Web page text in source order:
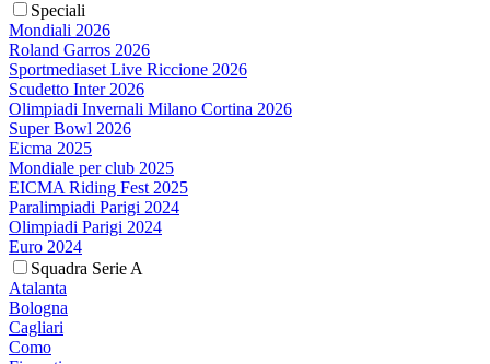
Speciali
Mondiali 2026
Roland Garros 2026
Sportmediaset Live Riccione 2026
Scudetto Inter 2026
Olimpiadi Invernali Milano Cortina 2026
Super Bowl 2026
Eicma 2025
Mondiale per club 2025
EICMA Riding Fest 2025
Paralimpiadi Parigi 2024
Olimpiadi Parigi 2024
Euro 2024
Squadra Serie A
Atalanta
Bologna
Cagliari
Como